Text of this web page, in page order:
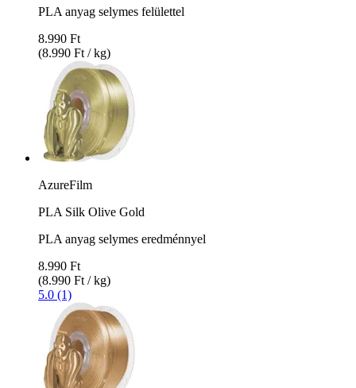
PLA anyag selymes felülettel
8.990 Ft
(8.990 Ft / kg)
AzureFilm
PLA Silk Olive Gold
PLA anyag selymes eredménnyel
8.990 Ft
(8.990 Ft / kg)
5.0 (1)